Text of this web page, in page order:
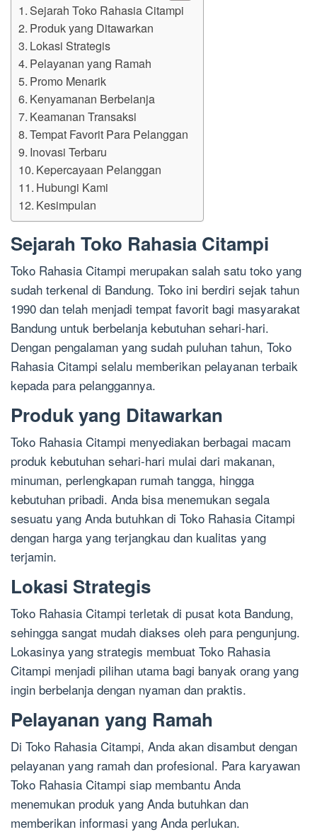
Sejarah Toko Rahasia Citampi
Produk yang Ditawarkan
Lokasi Strategis
Pelayanan yang Ramah
Promo Menarik
Kenyamanan Berbelanja
Keamanan Transaksi
Tempat Favorit Para Pelanggan
Inovasi Terbaru
Kepercayaan Pelanggan
Hubungi Kami
Kesimpulan
Sejarah Toko Rahasia Citampi
Toko Rahasia Citampi merupakan salah satu toko yang
sudah terkenal di Bandung. Toko ini berdiri sejak tahun
1990 dan telah menjadi tempat favorit bagi masyarakat
Bandung untuk berbelanja kebutuhan sehari-hari.
Dengan pengalaman yang sudah puluhan tahun, Toko
Rahasia Citampi selalu memberikan pelayanan terbaik
kepada para pelanggannya.
Produk yang Ditawarkan
Toko Rahasia Citampi menyediakan berbagai macam
produk kebutuhan sehari-hari mulai dari makanan,
minuman, perlengkapan rumah tangga, hingga
kebutuhan pribadi. Anda bisa menemukan segala
sesuatu yang Anda butuhkan di Toko Rahasia Citampi
dengan harga yang terjangkau dan kualitas yang
terjamin.
Lokasi Strategis
Toko Rahasia Citampi terletak di pusat kota Bandung,
sehingga sangat mudah diakses oleh para pengunjung.
Lokasinya yang strategis membuat Toko Rahasia
Citampi menjadi pilihan utama bagi banyak orang yang
ingin berbelanja dengan nyaman dan praktis.
Pelayanan yang Ramah
Di Toko Rahasia Citampi, Anda akan disambut dengan
pelayanan yang ramah dan profesional. Para karyawan
Toko Rahasia Citampi siap membantu Anda
menemukan produk yang Anda butuhkan dan
memberikan informasi yang Anda perlukan.